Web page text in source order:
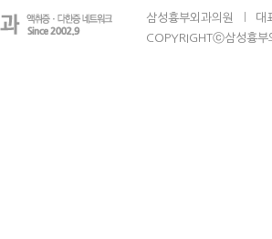
삼성흉부외과의원
대
COPYRIGHTⓒ삼성흉